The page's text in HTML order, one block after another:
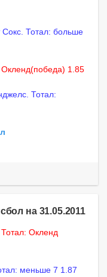
Сокс. Тотал: больше
1.85
Тотал:
на 31.05.2011
Окленд
меньше 7 1.87